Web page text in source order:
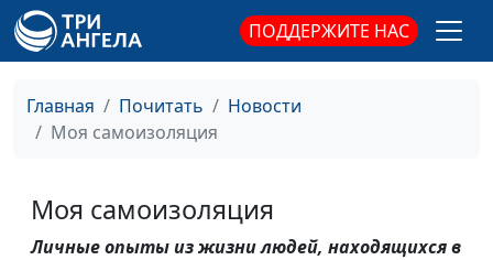
ПОДДЕРЖИТЕ НАС
Главная Почитать
Новости
Моя самоизоляция
Моя самоизоляция
Личные опыты из жизни людей, находящихся в